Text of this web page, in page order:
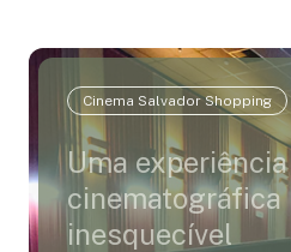
Cinema Salvador Shopping
Uma experiência
cinematográfica
inesquecível